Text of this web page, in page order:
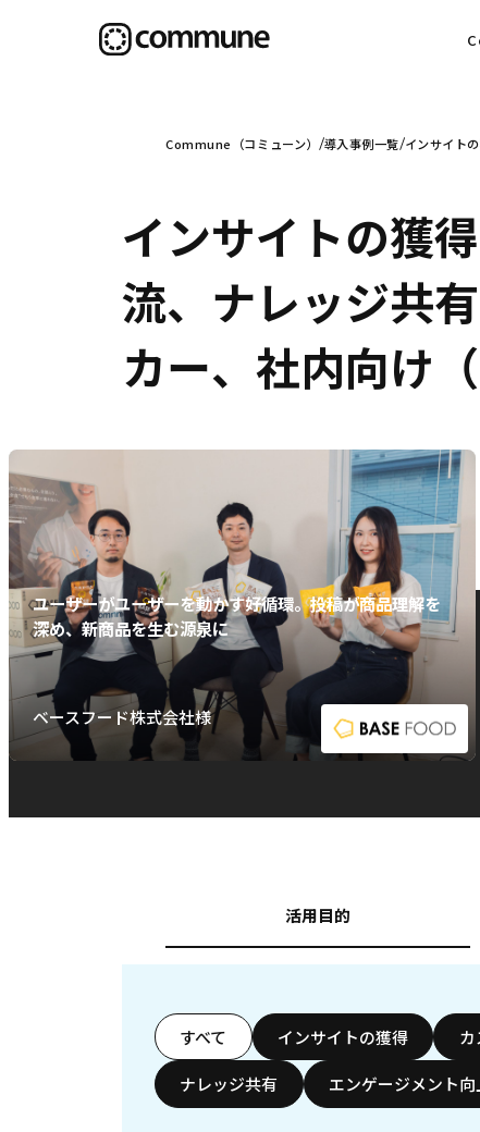
信
社
Commune（コミューン） 導入事例一覧 インサイト
インサイトの獲
流、ナレッジ共
カー、社内向け
ユーザーがユーザーを動かす好循環。投稿が商品理解を
深め、新商品を生む源泉に
ベースフード株式会社様
活用目的
すべて インサイトの獲得
ナレッジ共有 エンゲージメント向